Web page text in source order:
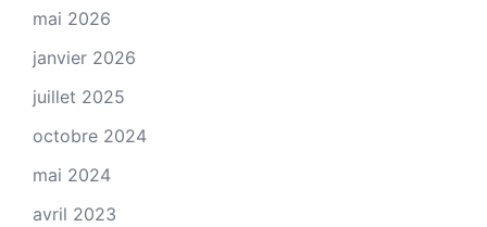
mai 2026
janvier 2026
juillet 2025
octobre 2024
mai 2024
avril 2023